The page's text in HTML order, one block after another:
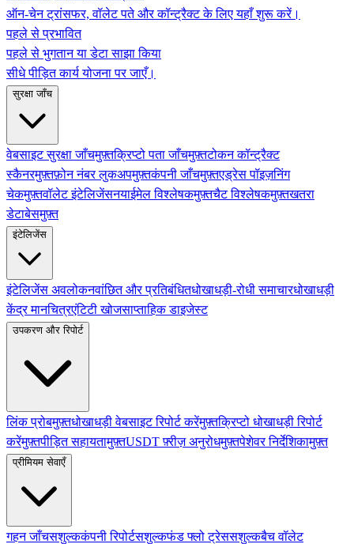
ऑन-चेन ट्रांसफर, वॉलेट पते और कॉन्ट्रैक्ट के लिए यहाँ शुरू करें।
पहले से प्रभावित
पहले से भुगतान या डेटा साझा किया
सीधे पीड़ित कार्य योजना पर जाएँ।
सुरक्षा जाँच
वेबसाइट सुरक्षा जाँचमुफ़्तक्रिप्टो पता जाँचमुफ़्तटोकन कॉन्ट्रैक्ट
स्कैनरमुफ़्तफ़ोन नंबर लुकअपमुफ़्तकंपनी जाँचमुफ़्तएड्रेस पॉइज़निंग
चेकमुफ़्तवॉलेट इंटेलिजेंसनयाईमेल विश्लेषकमुफ़्तचैट विश्लेषकमुफ़्तखतरा
डेटाबेसमुफ़्त
इंटेलिजेंस
इंटेलिजेंस अवलोकनवांछित और प्रतिबंधितधोखाधड़ी-रोधी समाचारधोखाधड़ी
केंद्र मानचित्रएंटिटी खोजसाप्ताहिक डाइजेस्ट
उपकरण और रिपोर्ट
लिंक प्रोबमुफ़्तधोखाधड़ी वेबसाइट रिपोर्ट करेंमुफ़्तक्रिप्टो धोखाधड़ी रिपोर्ट
करेंमुफ़्तपीड़ित सहायतामुफ़्तUSDT फ़्रीज़ अनुरोधमुफ़्तपेशेवर निर्देशिकामुफ़्त
प्रीमियम सेवाएँ
गहन जाँचसशुल्ककंपनी रिपोर्टसशुल्कफंड फ्लो ट्रेससशुल्कबैच वॉलेट